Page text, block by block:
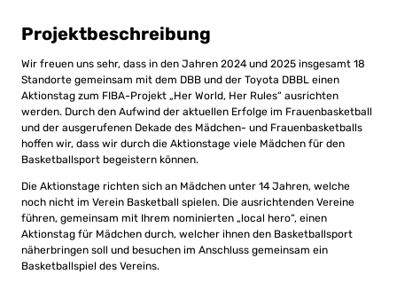
Projektbeschreibung
Wir freuen uns sehr, dass in den Jahren 2024 und 2025 insgesamt 18
Standorte gemeinsam mit dem DBB und der Toyota DBBL einen
Aktionstag zum FIBA-Projekt „Her World, Her Rules“ ausrichten
werden. Durch den Aufwind der aktuellen Erfolge im Frauenbasketball
und der ausgerufenen Dekade des Mädchen- und Frauenbasketballs
hoffen wir, dass wir durch die Aktionstage viele Mädchen für den
Basketballsport begeistern können.
Die Aktionstage richten sich an Mädchen unter 14 Jahren, welche
noch nicht im Verein Basketball spielen. Die ausrichtenden Vereine
führen, gemeinsam mit Ihrem nominierten „local hero“, einen
Aktionstag für Mädchen durch, welcher ihnen den Basketballsport
näherbringen soll und besuchen im Anschluss gemeinsam ein
Basketballspiel des Vereins.